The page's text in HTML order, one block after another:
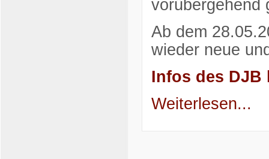
vorübergehend
Ab dem
wieder neue
Infos des DJB
Weiterlesen...